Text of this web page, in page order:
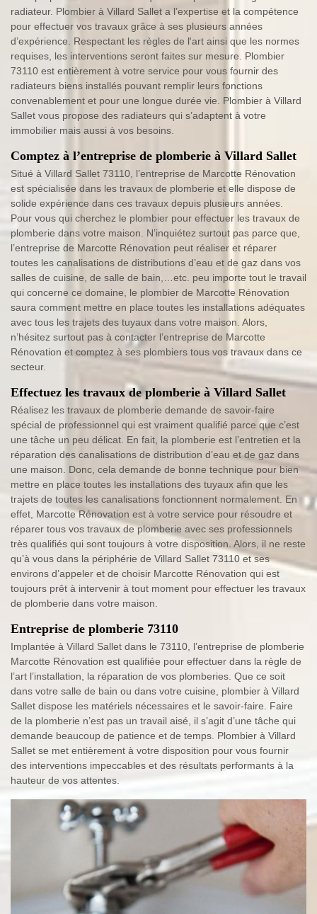
radiateur. Plombier à Villard Sallet a l’expertise et la compétence
pour effectuer vos travaux grâce à ses plusieurs années
d’expérience. Respectant les règles de l'art ainsi que les normes
requises, les interventions seront faites sur mesure. Plombier
73110 est entièrement à votre service pour vous fournir des
radiateurs biens installés pouvant remplir leurs fonctions
convenablement et pour une longue durée vie. Plombier à Villard
Sallet vous propose des radiateurs qui s’adaptent à votre
immobilier mais aussi à vos besoins.
Comptez à l’entreprise de plomberie à Villard Sallet
Situé à Villard Sallet 73110, l’entreprise de Marcotte Rénovation
est spécialisée dans les travaux de plomberie et elle dispose de
solide expérience dans ces travaux depuis plusieurs années.
Pour vous qui cherchez le plombier pour effectuer les travaux de
plomberie dans votre maison. N’inquiétez surtout pas parce que,
l’entreprise de Marcotte Rénovation peut réaliser et réparer
toutes les canalisations de distributions d’eau et de gaz dans vos
salles de cuisine, de salle de bain,…etc. peu importe tout le travail
qui concerne ce domaine, le plombier de Marcotte Rénovation
saura comment mettre en place toutes les installations adéquates
avec tous les trajets des tuyaux dans votre maison. Alors,
n’hésitez surtout pas à contacter l’entreprise de Marcotte
Rénovation et comptez à ses plombiers tous vos travaux dans ce
secteur.
Effectuez les travaux de plomberie à Villard Sallet
Réalisez les travaux de plomberie demande de savoir-faire
spécial de professionnel qui est vraiment qualifié parce que c’est
une tâche un peu délicat. En fait, la plomberie est l’entretien et la
réparation des canalisations de distribution d’eau et de gaz dans
une maison. Donc, cela demande de bonne technique pour bien
mettre en place toutes les installations des tuyaux afin que les
trajets de toutes les canalisations fonctionnent normalement. En
effet, Marcotte Rénovation est à votre service pour résoudre et
réparer tous vos travaux de plomberie avec ses professionnels
très qualifiés qui sont toujours à votre disposition. Alors, il ne reste
qu’à vous dans la périphérie de Villard Sallet 73110 et ses
environs d’appeler et de choisir Marcotte Rénovation qui est
toujours prêt à intervenir à tout moment pour effectuer les travaux
de plomberie dans votre maison.
Entreprise de plomberie 73110
Implantée à Villard Sallet dans le 73110, l’entreprise de plomberie
Marcotte Rénovation est qualifiée pour effectuer dans la règle de
l’art l’installation, la réparation de vos plomberies. Que ce soit
dans votre salle de bain ou dans votre cuisine, plombier à Villard
Sallet dispose les matériels nécessaires et le savoir-faire. Faire
de la plomberie n’est pas un travail aisé, il s’agit d’une tâche qui
demande beaucoup de patience et de temps. Plombier à Villard
Sallet se met entièrement à votre disposition pour vous fournir
des interventions impeccables et des résultats performants à la
hauteur de vos attentes.